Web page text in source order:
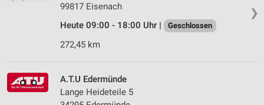
❯
99817 Eisenach
Heute 09:00 - 18:00 Uhr |
Geschlossen
272,45 km
A.T.U Edermünde
Lange Heideteile 5